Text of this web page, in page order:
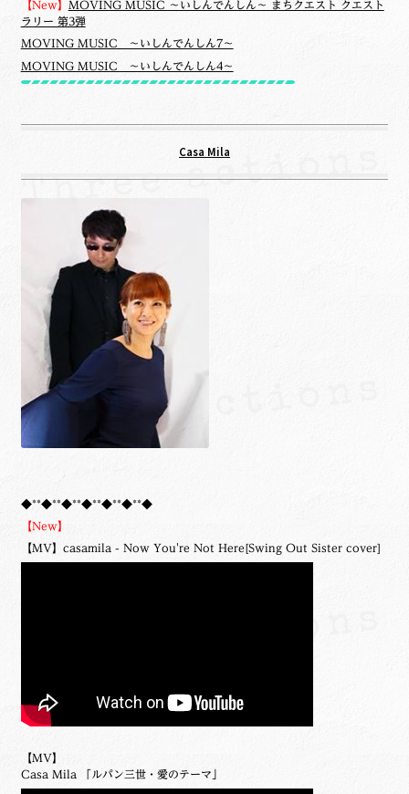
【New】
MOVING MUSIC ～いしんでんしん～ まちクエスト クエスト
ラリー 第3弾
MOVING MUSIC ～いしんでんしん7～
MOVING MUSIC ～いしんでんしん4～
Casa Mila
◆**◆**◆**◆**◆**◆**◆
【New】
【MV】casamila - Now You're Not Here[Swing Out Sister cover]
【MV】
Casa Mila 「ルパン三世・愛のテーマ」